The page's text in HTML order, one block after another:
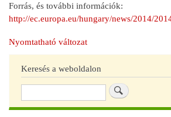
Forrás, és további információk:
http://ec.europa.eu/hungary/news/2014/
Nyomtatható változat
Keresés a weboldalon